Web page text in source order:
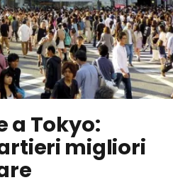
a Tokyo:
migliori